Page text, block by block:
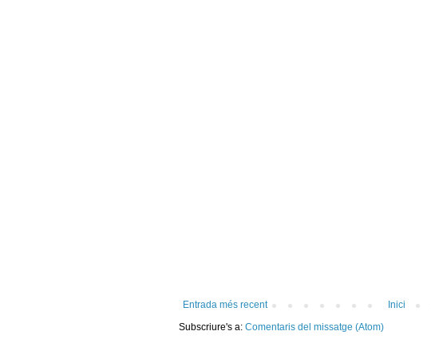
Entrada més recent
Inici
Subscriure's a: Comentaris del missatge (Atom)